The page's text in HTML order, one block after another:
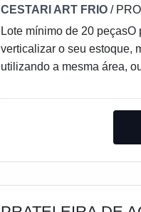
CESTARI ART FRIO /
Lote mínimo de 20
verticalizar o seu estoque,
utilizando a mesma área,
e cobertas. Ele é mais
principalmente quando exposto a ação do tempo como chuva e